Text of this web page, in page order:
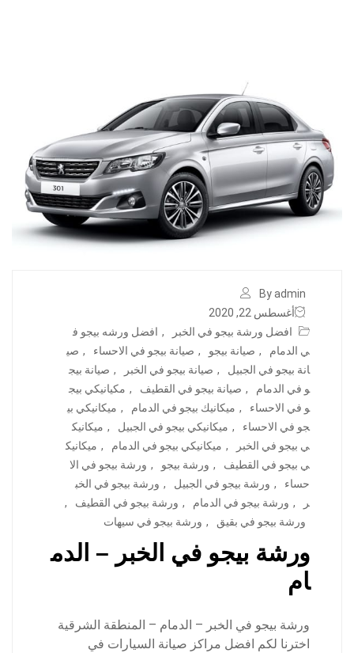
By admin
أغسطس 22, 2020
افضل ورشة بيجو في الخبر
, افضل ورشه بيجو ف
ي الدمام
, صيانة بيجو , صيانة بيجو في الاحساء , صي
انة بيجو في الجبيل
, صيانة بيجو في الخبر , صيانة بيج
و في الدمام
, صيانة بيجو في القطيف , مكيانيكي بيج
و في الاحساء
, ميكانيك بيجو في الدمام , ميكانيكي بي
جو في الاحساء
, ميكانيكي بيجو في الجبيل , ميكانيك
ي بيجو في الخبر
, ميكانيكي بيجو في الدمام , ميكانيك
ي بيجو في القطيف
, ورشة بيجو , ورشة بيجو في الا
حساء
, ورشة بيجو في الجبيل , ورشة بيجو في الخب
ر
, ورشة بيجو في الدمام , ورشة بيجو في القطيف
,
ورشة بيجو في بقيق
, ورشة بيجو في سيهات
ورشة بيجو في الخبر – الدم
ام
ورشة بيجو في الخبر – الدمام – المنطقة الشرقية
اخترنا لكم افضل مراكز صيانة السيارات في